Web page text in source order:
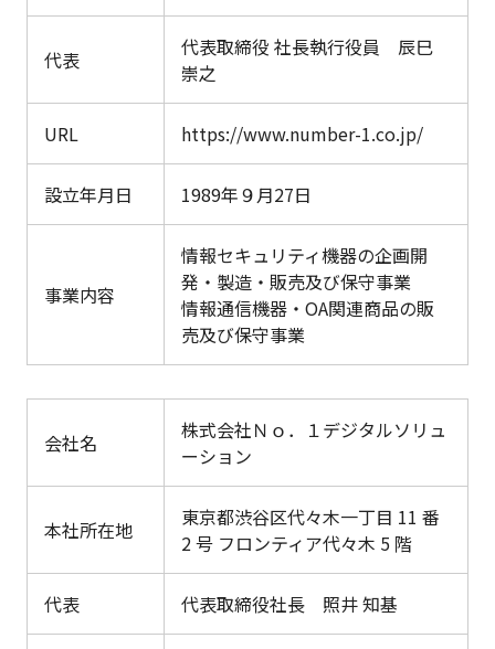
代表
代表取締役 社長執行役員 辰巳
崇之
URL https://www.number-1.co.jp/
設立年月日 1989年９月27日
事業内容
情報セキュリティ機器の企画開
発・製造・販売及び保守事業
情報通信機器・OA関連商品の販
売及び保守事業
会社名
株式会社Ｎｏ．１デジタルソリュ
ーション
本社所在地
東京都渋谷区代々木一丁目 11 番
2 号 フロンティア代々木 5 階
代表 代表取締役社長 照井 知基